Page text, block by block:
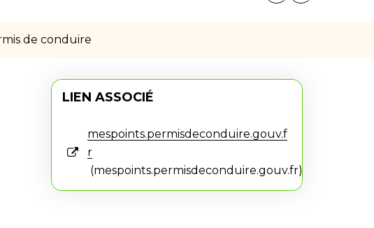
de conduire
LIEN ASSOCIÉ
mespoints.permisdeconduire.gouv.f
r
mespoints.permisdeconduire.gouv.fr